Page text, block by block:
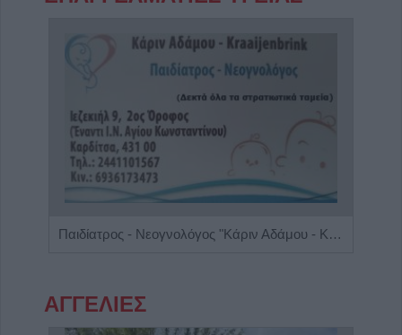
Παιδίατρος - Νεογνολόγος "Κάριν Αδάμου - Kraaijenbrink"
ΑΓΓΕΛΙΕΣ